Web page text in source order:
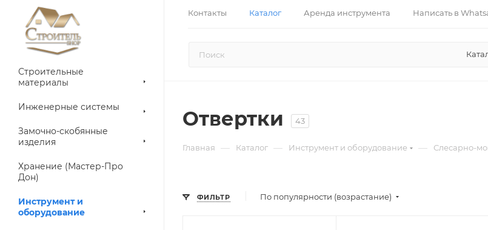
Контакты Каталог Аренда инструмента Написать в
Строительные
материалы
Инженерные системы
Замочно-скобянные
изделия
Хранение (Мастер-Про
Дон)
Инструмент и
оборудование
Отвертки 43
Главная — Каталог — Инструмент и оборудование — Слесарно-
ФИЛЬТР По популярности (возрастание)